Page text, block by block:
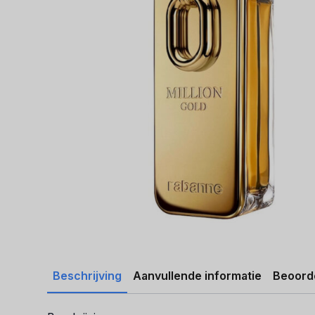
Beschrijving Aanvullende informatie